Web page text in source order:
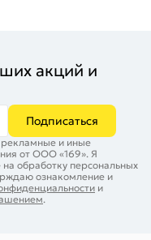
акций и
Подписаться
рекламные и иные
от ООО «169». Я
обработку персональных
ознакомление и
и
.